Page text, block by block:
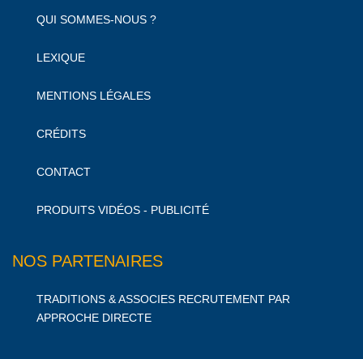
QUI SOMMES-NOUS ?
LEXIQUE
MENTIONS LÉGALES
CRÉDITS
CONTACT
PRODUITS VIDÉOS - PUBLICITÉ
NOS PARTENAIRES
TRADITIONS & ASSOCIES RECRUTEMENT PAR
APPROCHE DIRECTE